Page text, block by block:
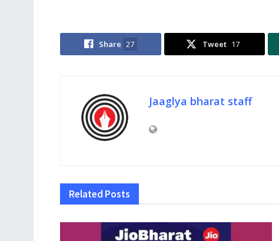
Share 27 Tweet 17
Jaaglya bharat staff
Related Posts